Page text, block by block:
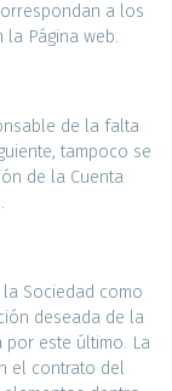
a los
Página web.
de la falta
tampoco se
de la Cuenta
Sociedad como
deseada de la
por este último. La
el contrato del